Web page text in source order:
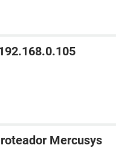
Mercusys